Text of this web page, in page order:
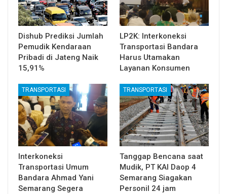
Dishub Prediksi Jumlah
Pemudik Kendaraan
Pribadi di Jateng Naik
15,91%
LP2K: Interkoneksi
Transportasi Bandara
Harus Utamakan
Layanan Konsumen
TRANSPORTASI
Interkoneksi
Transportasi Umum
Bandara Ahmad Yani
Semarang Segera
TRANSPORTASI
Tanggap Bencana saat
Mudik, PT KAI Daop 4
Semarang Siagakan
Personil 24 jam